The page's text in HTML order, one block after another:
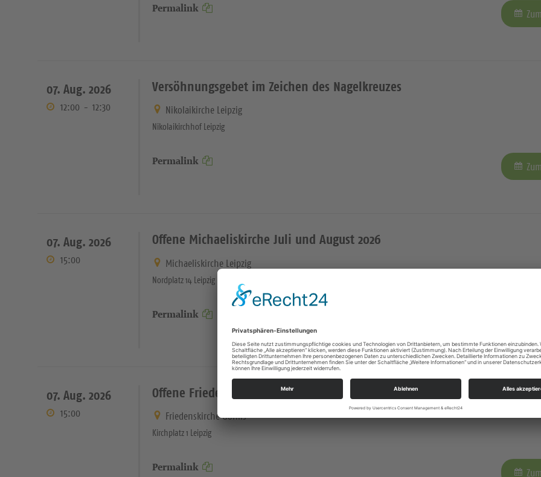
Permalink
07. Aug. 2026
12:00 - 12:30
Versöhnungsgebet im Zeichen des Nagelkreuzes
Nikolaikirche Leipzig
Nikolaikirchhof Leipzig
Permalink
07. Aug. 2026
15:00
Offene Michaeliskirche Juli und August 2026
Michaeliskirche Leipzig
Nordplatz 14 Leipzig
Permalink
07. Aug. 2026
15:00
Offene Friedenskirche 2026
Friedenskirche Gohlis
Kirchplatz 1 Leipzig
Permalink